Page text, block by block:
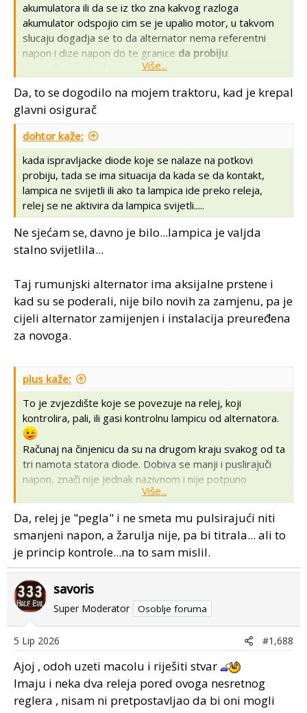
akumulatora ili da se iz tko zna kakvog razloga
akumulator odspojio cim se je upalio motor, u takvom
slucaju dogadja se to da alternator nema referentni
napon i dize napon do te granice da probiju
Više...
Da, to se dogodilo na mojem traktoru, kad je krepal
glavni osigurač
dohtor kaže:
kada ispravljacke diode koje se nalaze na potkovi
probiju, tada se ima situacija da kada se da kontakt,
lampica ne svijetli ili ako ta lampica ide preko releja,
relej se ne aktivira da lampica svijetli.....
Ne sjećam se, davno je bilo...lampica je valjda
stalno svijetlila...
Taj rumunjski alternator ima aksijalne prstene i
kad su se poderali, nije bilo novih za zamjenu, pa je
cijeli alternator zamijenjen i instalacija preuređena
za novoga.
plus kaže:
To je zvjezdište koje se povezuje na relej, koji
kontrolira, pali, ili gasi kontrolnu lampicu od alternatora.
Računaj na činjenicu da su na drugom kraju svakog od ta
tri namota statora diode. Dobiva se manji i puslirajuči
napon, znači nije jednak nazivnom i nije potpuno
istosmjerni. On kao takav aktivira relej koji gasi
@ZJmalo netočno si sad prikazao situaciju, ne bi tak išlo.
Više...
Da, relej je "pegla" i ne smeta mu pulsirajući niti
smanjeni napon, a žarulja nije, pa bi titrala... ali to
je princip kontrole...na to sam mislil.
savoris
Super Moderator Osoblje foruma
5 Lip 2026 #1,688
Ajoj , odoh uzeti macolu i riješiti stvar
Imaju i neka dva releja pored ovoga nesretnog
reglera , nisam ni pretpostavljao da bi oni mogli